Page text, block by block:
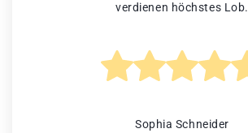
verdienen höchstes Lob.
Sophia Schneider